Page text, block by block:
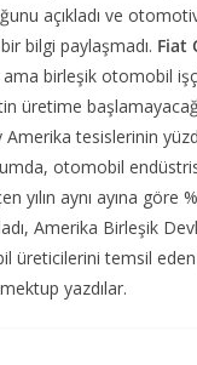
açıkladı ve
bilgi paylaşmadı. Fiat
birleşik otomobil
üretime
Amerika tesislerinin
otomobil
yılın aynı ayına göre
Amerika Birleşik
üreticilerini temsil eden
yazdılar.